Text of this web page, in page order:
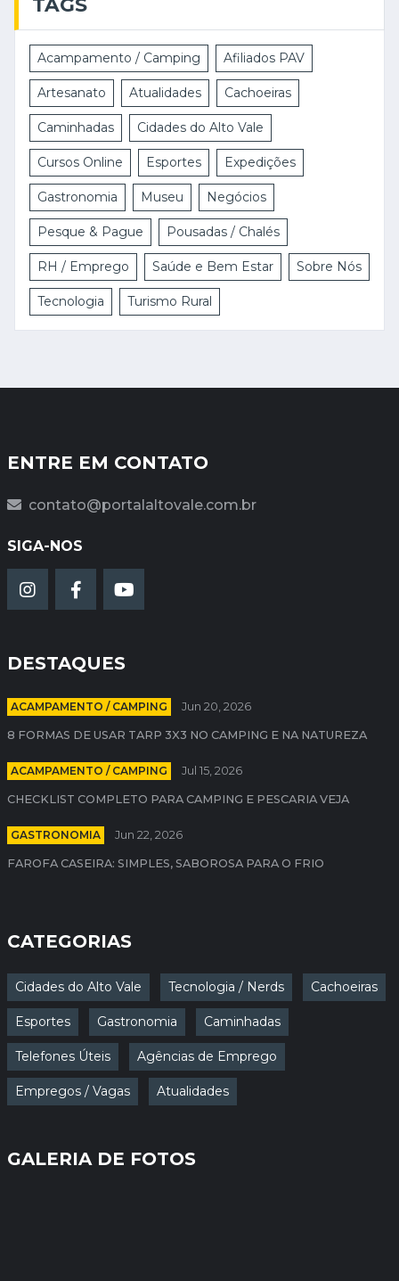
TAGS
Acampamento / Camping Afiliados PAV
Artesanato Atualidades Cachoeiras
Caminhadas Cidades do Alto Vale
Cursos Online Esportes Expedições
Gastronomia Museu Negócios
Pesque & Pague Pousadas / Chalés
RH / Emprego Saúde e Bem Estar Sobre Nós
Tecnologia Turismo Rural
ENTRE EM CONTATO
contato@portalaltovale.com.br
SIGA-NOS
DESTAQUES
ACAMPAMENTO / CAMPING Jun 20, 2026
8 FORMAS DE USAR TARP 3X3 NO CAMPING E NA NATUREZA
ACAMPAMENTO / CAMPING Jul 15, 2026
CHECKLIST COMPLETO PARA CAMPING E PESCARIA VEJA
GASTRONOMIA Jun 22, 2026
FAROFA CASEIRA: SIMPLES, SABOROSA PARA O FRIO
CATEGORIAS
Cidades do Alto Vale Tecnologia / Nerds Cachoeiras
Esportes Gastronomia Caminhadas
Telefones Úteis Agências de Emprego
Empregos / Vagas Atualidades
GALERIA DE FOTOS